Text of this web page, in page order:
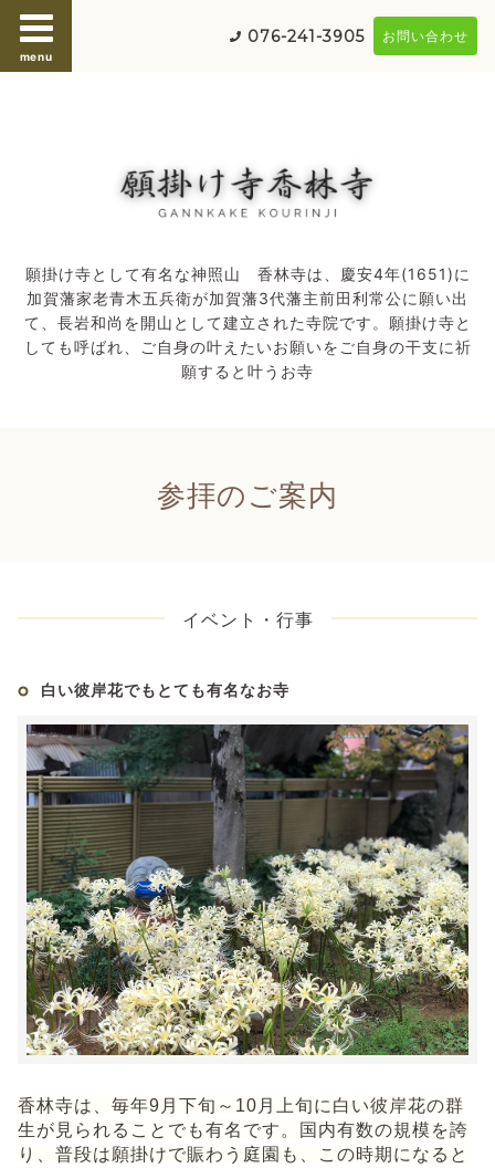
menu
076-241-3905 お問い合わせ
願掛け寺として有名な神照山 香林寺は、慶安4年(1651)に
加賀藩家老青木五兵衛が加賀藩3代藩主前田利常公に願い出
て、長岩和尚を開山として建立された寺院です。願掛け寺と
しても呼ばれ、ご自身の叶えたいお願いをご自身の干支に祈
願すると叶うお寺
参拝のご案内
イベント・行事
白い彼岸花でもとても有名なお寺
香林寺は、毎年9月下旬～10月上旬に白い彼岸花の群
生が見られることでも有名です。国内有数の規模を誇
り、普段は願掛けで賑わう庭園も、この時期になると